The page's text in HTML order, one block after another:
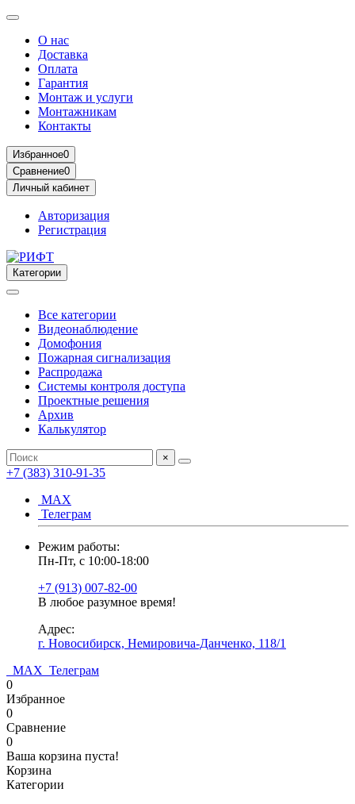
О нас
Доставка
Оплата
Гарантия
Монтаж и услуги
Монтажникам
Контакты
Избранное0
Сравнение0
Личный кабинет
Авторизация
Регистрация
Категории
Все категории
Видеонаблюдение
Домофония
Пожарная сигнализация
Распродажа
Системы контроля доступа
Проектные решения
Архив
Калькулятор
×
+7 (383) 310-91-35
МАХ
Телеграм
Режим работы:
Пн-Пт, с 10:00-18:00
+7 (913) 007-82-00
В любое разумное время!
Адрес:
г. Новосибирск, Немировича-Данченко, 118/1
МАХ Телеграм
0
Избранное
0
Сравнение
0
Ваша корзина пуста!
Корзина
Категории